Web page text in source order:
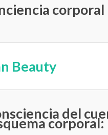
Beauty
del
corporal: